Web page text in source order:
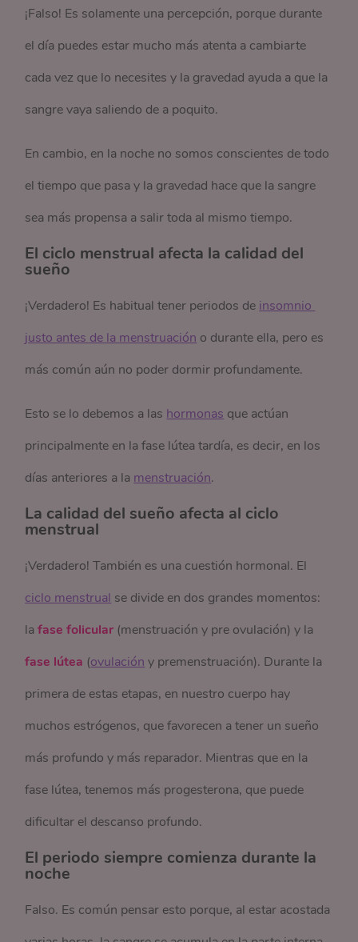
¡Falso! Es solamente una percepción, porque durante
el día puedes estar mucho más atenta a cambiarte
cada vez que lo necesites y la gravedad ayuda a que la
sangre vaya saliendo de a poquito.
En cambio, en la noche no somos conscientes de todo
el tiempo que pasa y la gravedad hace que la sangre
sea más propensa a salir toda al mismo tiempo.
El ciclo menstrual afecta la calidad del
sueño
¡Verdadero! Es habitual tener periodos de insomnio
justo antes de la menstruación o durante ella, pero es
más común aún no poder dormir profundamente.
Esto se lo debemos a las hormonas que actúan
principalmente en la fase lútea tardía, es decir, en los
días anteriores a la menstruación.
La calidad del sueño afecta al ciclo
menstrual
¡Verdadero! También es una cuestión hormonal. El
ciclo menstrual se divide en dos grandes momentos:
lafase folicular (menstruación y pre ovulación) y la
fase lútea (ovulación y premenstruación). Durante la
primera de estas etapas, en nuestro cuerpo hay
muchos estrógenos, que favorecen a tener un sueño
más profundo y más reparador. Mientras que en la
fase lútea, tenemos más progesterona, que puede
dificultar el descanso profundo.
El periodo siempre comienza durante la
noche
Falso. Es común pensar esto porque, al estar acostada